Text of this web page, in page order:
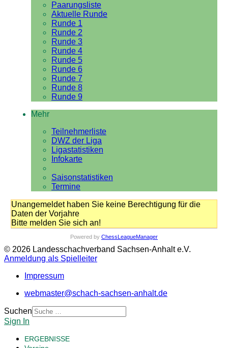
Paarungsliste
Aktuelle Runde
Runde 1
Runde 2
Runde 3
Runde 4
Runde 5
Runde 6
Runde 7
Runde 8
Runde 9
Mehr
Teilnehmerliste
DWZ der Liga
Ligastatistiken
Infokarte
Saisonstatistiken
Termine
Unangemeldet haben Sie keine Berechtigung für die
Daten der Vorjahre
Bitte melden Sie sich an!
Powered by ChessLeagueManager
© 2026 Landesschachverband Sachsen-Anhalt e.V.
Anmeldung als Spielleiter
Impressum
webmaster@schach-sachsen-anhalt.de
Suchen
Sign In
ERGEBNISSE